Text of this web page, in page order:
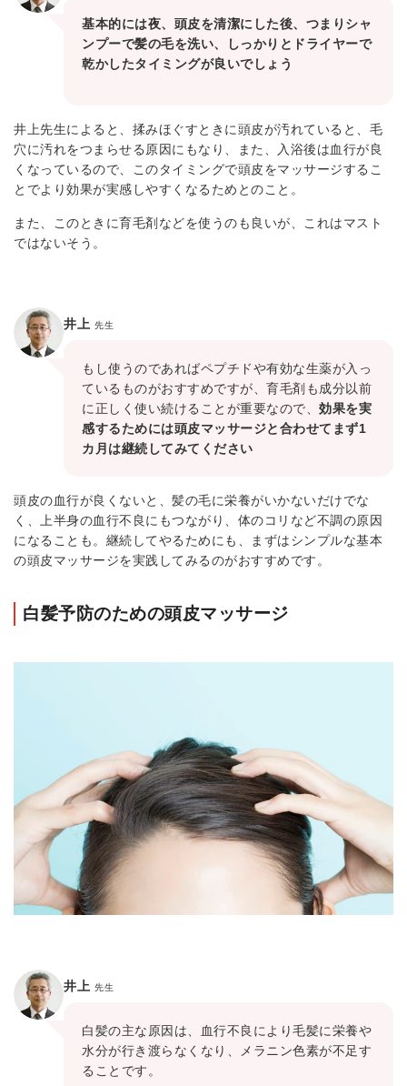
基本的には夜、頭皮を清潔にした後、つまりシャ
ンプーで髪の毛を洗い、しっかりとドライヤーで
乾かしたタイミングが良いでしょう
井上先生によると、揉みほぐすときに頭皮が汚れていると、毛
穴に汚れをつまらせる原因にもなり、また、入浴後は血行が良
くなっているので、このタイミングで頭皮をマッサージするこ
とでより効果が実感しやすくなるためとのこと。
また、このときに育毛剤などを使うのも良いが、これはマスト
ではないそう。
井上 先生
もし使うのであればペプチドや有効な生薬が入っ
ているものがおすすめですが、育毛剤も成分以前
に正しく使い続けることが重要なので、 効果を実
感するためには頭皮マッサージと合わせてまず1
カ月は継続してみてください
頭皮の血行が良くないと、髪の毛に栄養がいかないだけでな
く、上半身の血行不良にもつながり、体のコリなど不調の原因
になることも。継続してやるためにも、まずはシンプルな基本
の頭皮マッサージを実践してみるのがおすすめです。
白髪予防のための頭皮マッサージ
井上 先生
白髪の主な原因は、血行不良により毛髪に栄養や
水分が行き渡らなくなり、メラニン色素が不足す
ることです。